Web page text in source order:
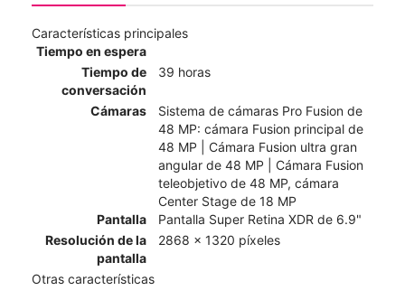
Características principales
Tiempo en espera
Tiempo de
conversación
39 horas
Cámaras
Sistema de cámaras Pro Fusion de
48 MP: cámara Fusion principal de
48 MP | Cámara Fusion ultra gran
angular de 48 MP | Cámara Fusion
teleobjetivo de 48 MP, cámara
Center Stage de 18 MP
Pantalla
Pantalla Super Retina XDR de 6.9"
Resolución de la
pantalla
2868 x 1320 píxeles
Otras características